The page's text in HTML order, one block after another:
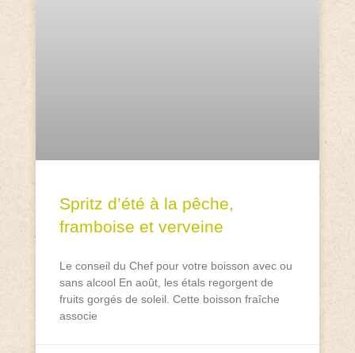
Spritz d’été à la pêche,
framboise et verveine
Le conseil du Chef pour votre boisson avec ou
sans alcool En août, les étals regorgent de
fruits gorgés de soleil. Cette boisson fraîche
associe